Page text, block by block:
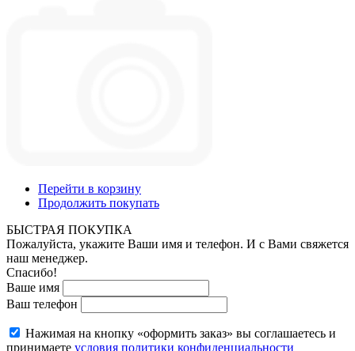
Перейти в корзину
Продолжить покупать
БЫСТРАЯ ПОКУПКА
Пожалуйста, укажите Ваши имя и телефон. И с Вами свяжется
наш менеджер.
Спасибо!
Ваше имя
Ваш телефон
Нажимая на кнопку «оформить заказ» вы соглашаетесь и
принимаете условия политики конфиденциальности